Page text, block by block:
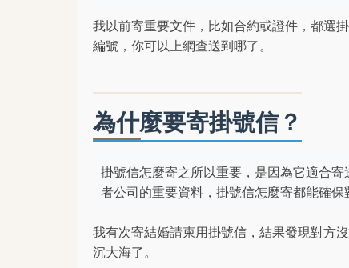
我以前寄重要文件，比如合約或證件，都選
編號，你可以上網查送到哪了。
為什麼要寄掛號信？
掛號信怎麼寄之所以重要，是因為它適合
者公司的重要資料，掛號信怎麼寄都能確保
我有次寄結婚請柬用掛號信，結果發現對方
沉大海了。